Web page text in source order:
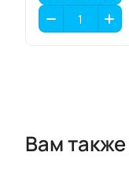
Вам